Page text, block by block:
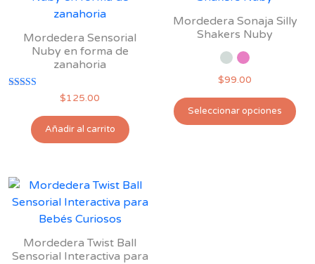
Mordedera Sensorial
Nuby en forma de
zanahoria
Valorado con
de 5
$125.00
Añadir al carrito
Mordedera Sonaja Silly
Shakers Nuby
$99.00
Seleccionar opciones
Mordedera Twist Ball
Sensorial Interactiva para